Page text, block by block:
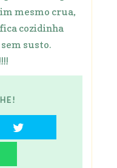
mesmo crua,
cozidinha
susto.